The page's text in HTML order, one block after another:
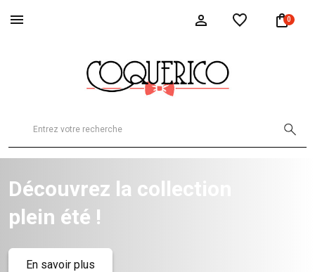
0
Découvrez la collection
plein été !
En savoir plus